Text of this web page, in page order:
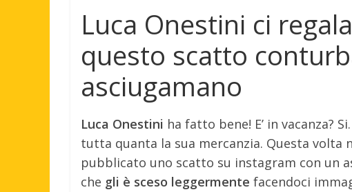
Luca Onestini ci
questo scatto
asciugamano
Luca Onestini ha fatto bene! E’ in vacanza?
tutta quanta la sua mercanzia. Questa volta
pubblicato uno scatto su instagram con un
che gli è sceso leggermente facendoci